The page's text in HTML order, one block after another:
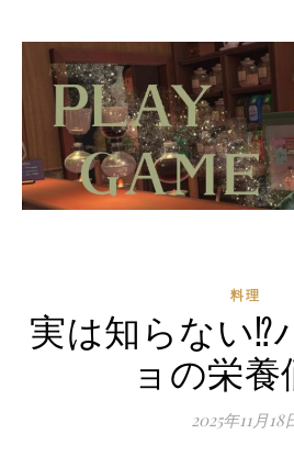
料理
実は知らない⁉︎
ョの栄養
2025年11月18